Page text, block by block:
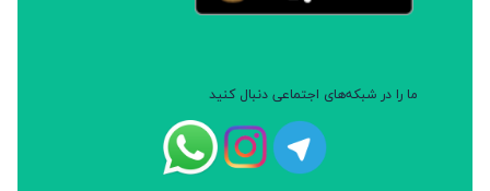
ما را در شبکه‌های اجتماعی دنبال کنید